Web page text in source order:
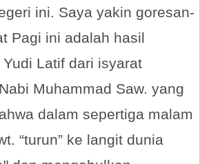
ini. Saya yakin goresan-
Pagi ini adalah hasil
Latif dari isyarat
Muhammad Saw. yang
dalam sepertiga malam
“turun” ke langit dunia